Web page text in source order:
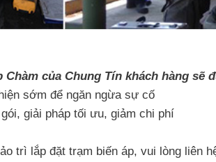
của Chung Tín khách hàng sẽ
sớm để ngăn ngừa sự cố
giải pháp tối ưu, giảm chi phí
trì lắp đặt trạm biến áp, vui lòng liên